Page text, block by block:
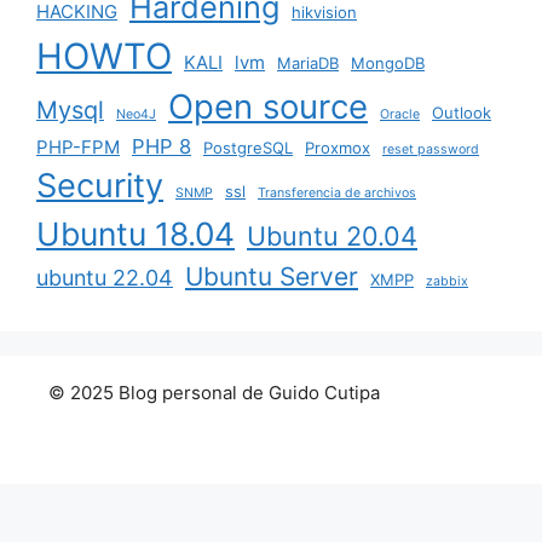
HACKING hikvision
HOWTO KALI lvm MariaDB MongoDB
Mysql Neo4J Open source Oracle Outlook
PHP-FPM PHP 8 PostgreSQL Proxmox reset password
Security SNMP ssl Transferencia de archivos
Ubuntu 18.04 Ubuntu 20.04
ubuntu 22.04 Ubuntu Server XMPP zabbix